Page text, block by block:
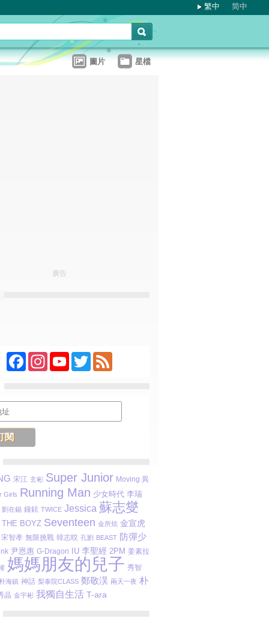
繁中 简中
圖片 星檔
廣告
FacebookInstagramYouTubeTwitterFeed
宋江 玄彬 Super Junior Moving 異
Girls Running Man 少女時代 李瑞
劉在錫 鐘鉉 TWICE Jessica 蘇志燮
THE BOYZ Seventeen 金所炫 金宣虎
宋智孝 無限挑戰 韓志旼 孔劉 BEAST 防彈少
尹恩惠 G-Dragon IU 李聖經 2PM 姜素拉
媽媽朋友的兒子 秀智
海鎮 神話 梨泰院CLASS 鄭敬淏 兩天一夜 朴
晶 金宇彬 我獨自生活 T-ara